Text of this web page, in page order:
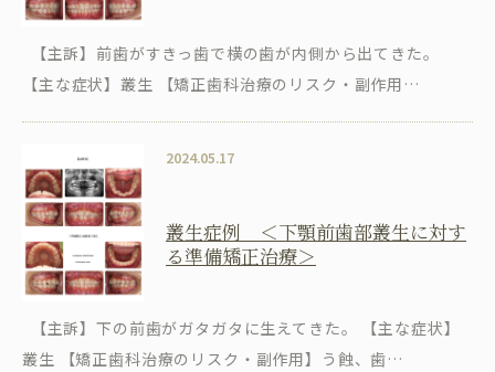
【主訴】前歯がすきっ歯で横の歯が内側から出てきた。
【主な症状】叢生 【矯正歯科治療のリスク・副作用…
2024.05.17
叢生症例 ＜下顎前歯部叢生に対す
る準備矯正治療＞
【主訴】下の前歯がガタガタに生えてきた。 【主な症状】
叢生 【矯正歯科治療のリスク・副作用】う蝕、歯…